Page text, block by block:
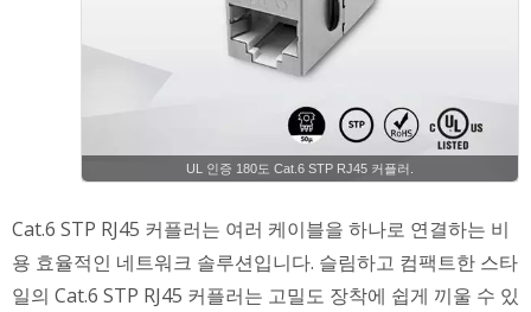
UL 인증 180도 Cat.6 STP RJ45 커플러.
Cat.6 STP RJ45 커플러는 여러 케이블을 하나로 연결하는 비
용 효율적인 네트워크 솔루션입니다. 슬림하고 컴팩트한 스타
일의 Cat.6 STP RJ45 커플러는 고밀도 장착에 쉽게 끼울 수 있